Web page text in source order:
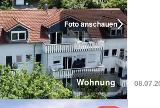
Foto anschauen
Wohnung